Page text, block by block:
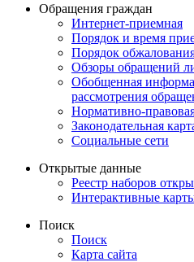
Обращения граждан
Интернет-приемная
Порядок и время
Порядок
Обзоры обращений
Обобщенная
рассмотрения
Нормативно-
Законодательная
Социальные сети
Открытые данные
Реестр наборов
Интерактивные
Поиск
Поиск
Карта сайта